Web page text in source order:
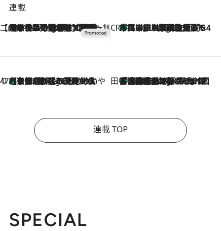
連載
【CREA×星野リゾート】唯一無二。癒しと発見が待つ場所へ
1 Hour Ago
【トンボの足水浴】ヒノキの香りに包まれて涼感マックス！約13℃の湧水かけ流しを避暑地「星野温泉 トンボの湯」で体験 CREA'S CHOICE
3 Hours Ago
「立川にも歌舞伎があるんだよ」 片岡仁左衛門・市川中車ら豪華座組みで4年目の立川立飛歌舞伎へ
47都道府県の手みやげ ひんやりスイーツで夏を満喫
3 Hours Ago
【京都府】この夏絶対食べたい 冷やしておいしいおやつ3選 ひと口目から心を掴む新緑のテリーヌ 田中稲の勝手に再ブーム
8 Hours Ago
「湘南乃風に憧れて」観客大盛上がりの“タオル回し”に、ラッパー顔負けの高速歌唱まで…さだまさし（74）のアグレッシブすぎる現在地
連載 TOP
SPECIAL